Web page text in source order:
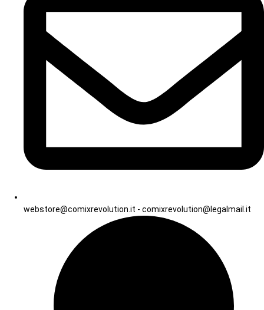
webstore@comixrevolution.it - comixrevolution@legalmail.it